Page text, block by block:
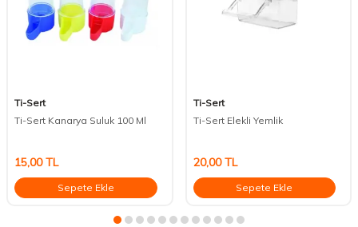
Ti-Sert
Ti-Sert Kanarya Suluk 100 Ml
15,00TL
Sepete Ekle
Ti-Sert
Ti-Sert Elekli Yemlik
20,00TL
Sepete Ekle